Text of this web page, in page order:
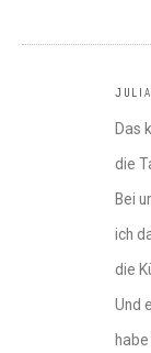
Das
die
Bei
ich
die
Und